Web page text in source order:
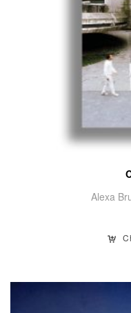
Alexa